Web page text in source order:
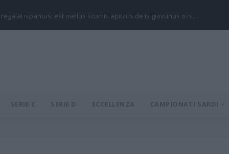
regalai ispantus: est mellus scumiti apitzus de is giòvunus o is…
SERIE C SERIE D ECCELLENZA CAMPIONATI SARDI